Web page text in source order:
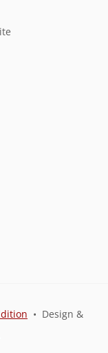
• Design &